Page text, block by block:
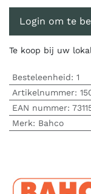
Login om te
Te koop bij uw
Besteleenheid: 1
Artikelnummer:
EAN nummer:
Merk: Bahco